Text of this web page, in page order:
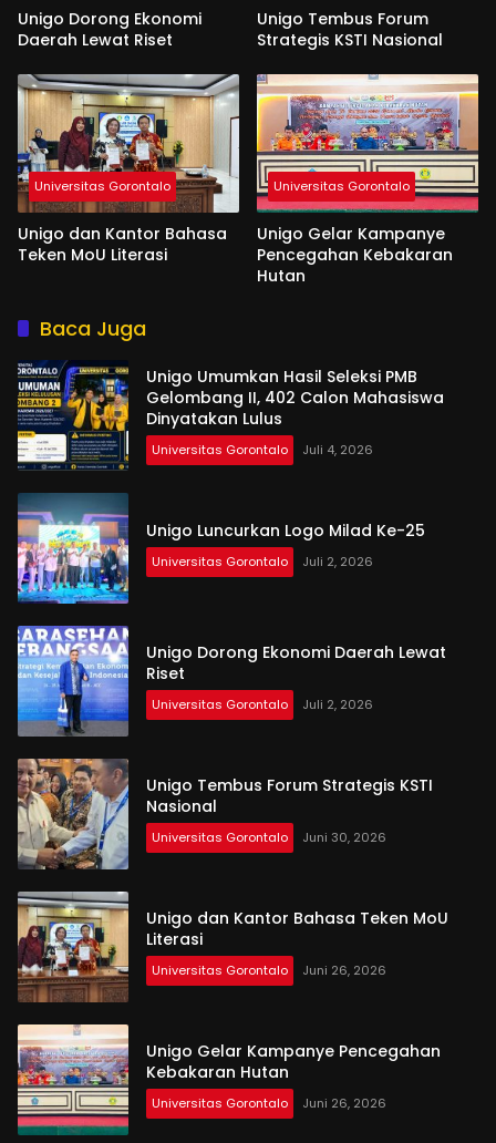
Unigo Dorong Ekonomi
Daerah Lewat Riset
Unigo Tembus Forum
Strategis KSTI Nasional
Universitas Gorontalo
Unigo dan Kantor Bahasa
Teken MoU Literasi
Universitas Gorontalo
Unigo Gelar Kampanye
Pencegahan Kebakaran
Hutan
Baca Juga
Unigo Umumkan Hasil Seleksi PMB
Gelombang II, 402 Calon Mahasiswa
Dinyatakan Lulus
Universitas Gorontalo Juli 4, 2026
Unigo Luncurkan Logo Milad Ke-25
Universitas Gorontalo Juli 2, 2026
Unigo Dorong Ekonomi Daerah Lewat
Riset
Universitas Gorontalo Juli 2, 2026
Unigo Tembus Forum Strategis KSTI
Nasional
Universitas Gorontalo Juni 30, 2026
Unigo dan Kantor Bahasa Teken MoU
Literasi
Universitas Gorontalo Juni 26, 2026
Unigo Gelar Kampanye Pencegahan
Kebakaran Hutan
Universitas Gorontalo Juni 26, 2026